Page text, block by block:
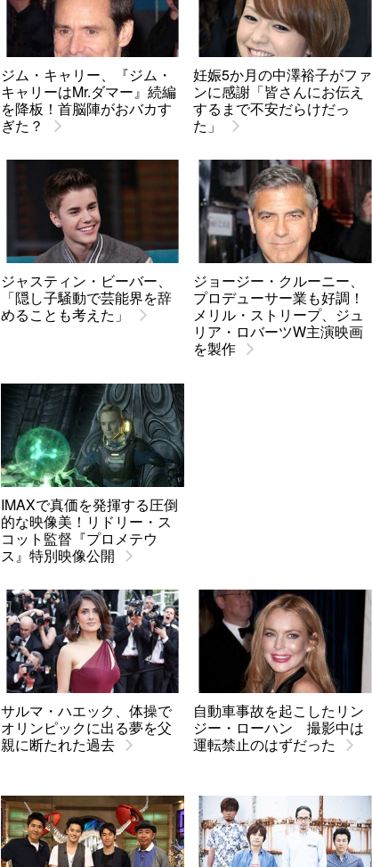
ジム・キャリー、『ジム・
キャリーはMr.ダマー』続編
を降板！首脳陣がおバカす
ぎた？
妊娠5か月の中澤裕子がファ
ンに感謝「皆さんにお伝え
するまで不安だらけだっ
た」
ジャスティン・ビーバー、
「隠し子騒動で芸能界を辞
めることも考えた」
ジョージー・クルーニー、
プロデューサー業も好調！
メリル・ストリープ、ジュ
リア・ロバーツW主演映画
を製作
IMAXで真価を発揮する圧倒
的な映像美！リドリー・ス
コット監督『プロメテウ
ス』特別映像公開
サルマ・ハエック、体操で
オリンピックに出る夢を父
親に断たれた過去
自動車事故を起こしたリン
ジー・ローハン 撮影中は
運転禁止のはずだった